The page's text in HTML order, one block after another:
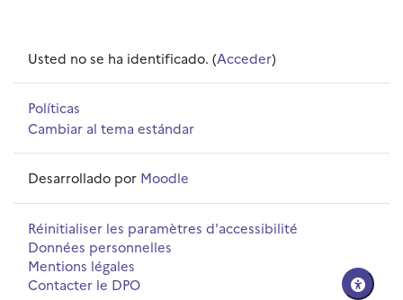
Usted no se ha identificado. (Acceder)
Políticas
Cambiar al tema estándar
Desarrollado por Moodle
Réinitialiser les paramètres d'accessibilité
Données personnelles
Mentions légales
Contacter le DPO